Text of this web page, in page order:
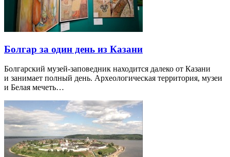
Болгар за один день из Казани
Болгарский музей-заповедник находится далеко от Казани
и занимает полный день. Археологическая территория, музеи
и Белая мечеть…